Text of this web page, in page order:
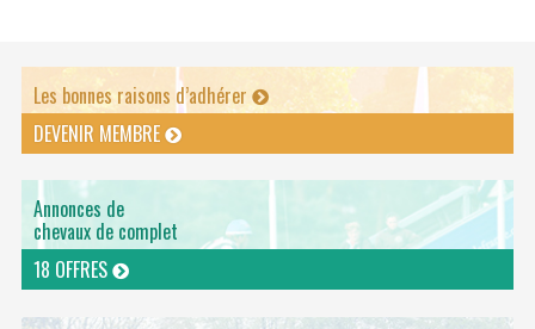
Les bonnes raisons d’adhérer
DEVENIR MEMBRE
Annonces de
chevaux de complet
18 OFFRES